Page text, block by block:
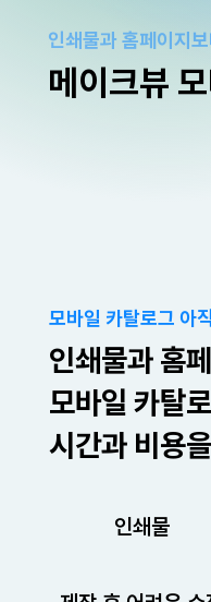
인쇄물과 홈페이지
메이크뷰
모바일 카탈로그 아
인쇄물과 홈
모바일 카탈
시간과 비용
인쇄물